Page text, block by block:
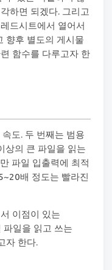
하면 되겠다. 그리고
드시트에서 열어서
향후 별도의 게시물
함수를 다루고자 한
도. 두 번째는 범용
상의 큰 파일을 읽는
파일 입출력에 최적
배 정도는 빨라진
이점이 있는
일을 읽고 쓰는
자 한다.